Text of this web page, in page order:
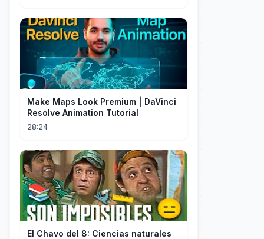
Make Maps Look Premium | DaVinci
Resolve Animation Tutorial
28:24
El Chavo del 8: Ciencias naturales